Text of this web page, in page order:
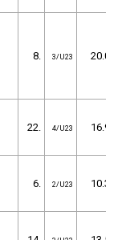
8. 3/U23 20.00
22. 4/U23 16.90
6. 2/U23 10.30